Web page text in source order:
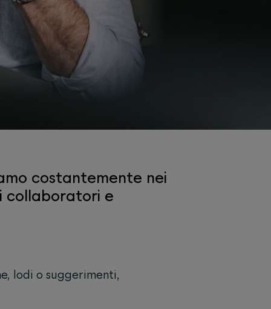
costantemente nei
collaboratori e
lodi o suggerimenti,